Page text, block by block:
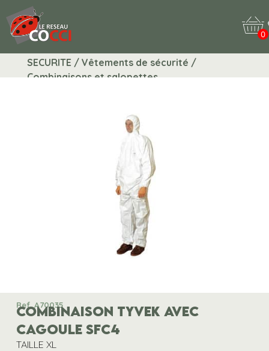
0
SECURITE / Vêtements de sécurité /
Combinaisons et salopettes
Ref. A70035
COMBINAISON TYVEK AVEC
CAGOULE SFC4
TAILLE XL